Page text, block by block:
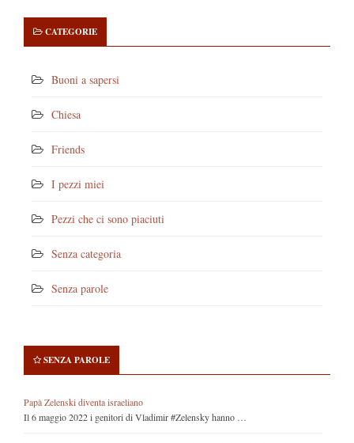
CATEGORIE
Buoni a sapersi
Chiesa
Friends
I pezzi miei
Pezzi che ci sono piaciuti
Senza categoria
Senza parole
SENZA PAROLE
Papà Zelenski diventa israeliano
Il 6 maggio 2022 i genitori di Vladimir #Zelensky hanno …